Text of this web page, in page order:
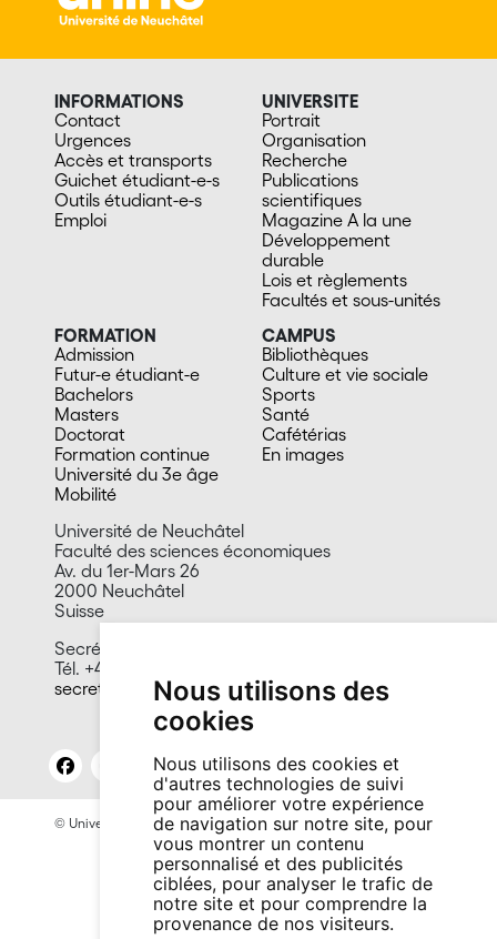
Nous utilisons des
cookies
Nous utilisons des cookies et
d'autres technologies de suivi
pour améliorer votre expérience
de navigation sur notre site, pour
vous montrer un contenu
personnalisé et des publicités
ciblées, pour analyser le trafic de
notre site et pour comprendre la
provenance de nos visiteurs.
INFORMATIONS
Contact
Urgences
Accès et transports
Guichet étudiant-e-s
Outils étudiant-e-s
Emploi
UNIVERSITE
Portrait
Organisation
Recherche
Publications
scientifiques
Magazine A la une
Développement
durable
Lois et règlements
Facultés et sous-unités
FORMATION
Admission
Futur-e étudiant-e
Bachelors
Masters
Doctorat
Formation continue
Université du 3e âge
Mobilité
CAMPUS
Bibliothèques
Culture et vie sociale
Sports
Santé
Cafétérias
En images
Université de Neuchâtel
Faculté des sciences économiques
Av. du 1er-Mars 26
2000 Neuchâtel
Suisse
Secrétariat
Tél. +41 32 718 15 00
secretariat.seco@unine.ch
© Université de Neuchâtel 2026
Mentions légales
Contact site: Bureau presse et promotion